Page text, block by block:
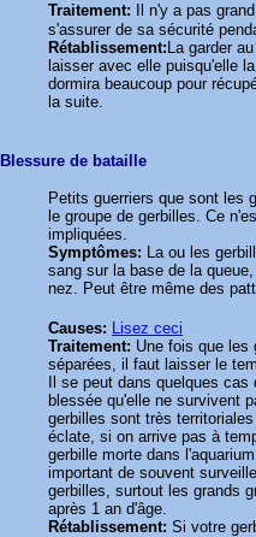
Traitement:
Il n'y a pas
s'assurer de sa sécurité
Rétablissement: La garder
laisser avec elle puisqu'elle
dormira beaucoup pour
la suite.
Blessure de bataille
Petits guerriers que sont les
le groupe de gerbilles. Ce
impliquées.
Symptômes: La ou les
sang sur la base de la
nez. Peut être même des
Causes: Lisez ceci
Traitement: Une fois que les
séparées, il faut laisser le
Il se peut dans quelques
blessée qu'elle ne survivent
gerbilles sont très
éclate, si on arrive pas à
gerbille morte dans
important de souvent
gerbilles, surtout les grands
après 1 an d'âge.
Rétablissement: Si votre